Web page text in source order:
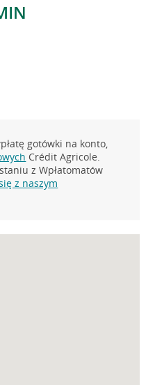
gotówki na konto,
Crédit Agricole.
z Wpłatomatów
z naszym